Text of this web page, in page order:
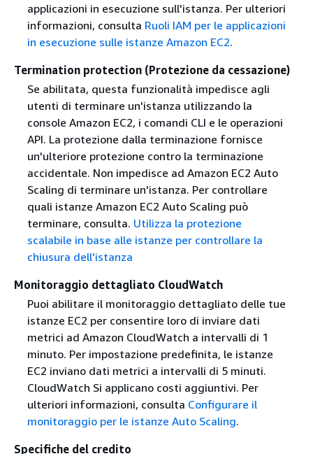
applicazioni in esecuzione sull'istanza. Per ulteriori
informazioni, consulta Ruoli IAM per le applicazioni
in esecuzione sulle istanze Amazon EC2.
Termination protection (Protezione da cessazione)
Se abilitata, questa funzionalità impedisce agli
utenti di terminare un'istanza utilizzando la
console Amazon EC2, i comandi CLI e le operazioni
API. La protezione dalla terminazione fornisce
un'ulteriore protezione contro la terminazione
accidentale. Non impedisce ad Amazon EC2 Auto
Scaling di terminare un'istanza. Per controllare
quali istanze Amazon EC2 Auto Scaling può
terminare, consulta. Utilizza la protezione
scalabile in base alle istanze per controllare la
chiusura dell'istanza
Monitoraggio dettagliato CloudWatch
Puoi abilitare il monitoraggio dettagliato delle tue
istanze EC2 per consentire loro di inviare dati
metrici ad Amazon CloudWatch a intervalli di 1
minuto. Per impostazione predefinita, le istanze
EC2 inviano dati metrici a intervalli di 5 minuti.
CloudWatch Si applicano costi aggiuntivi. Per
ulteriori informazioni, consulta Configurare il
monitoraggio per le istanze Auto Scaling.
Specifiche del credito